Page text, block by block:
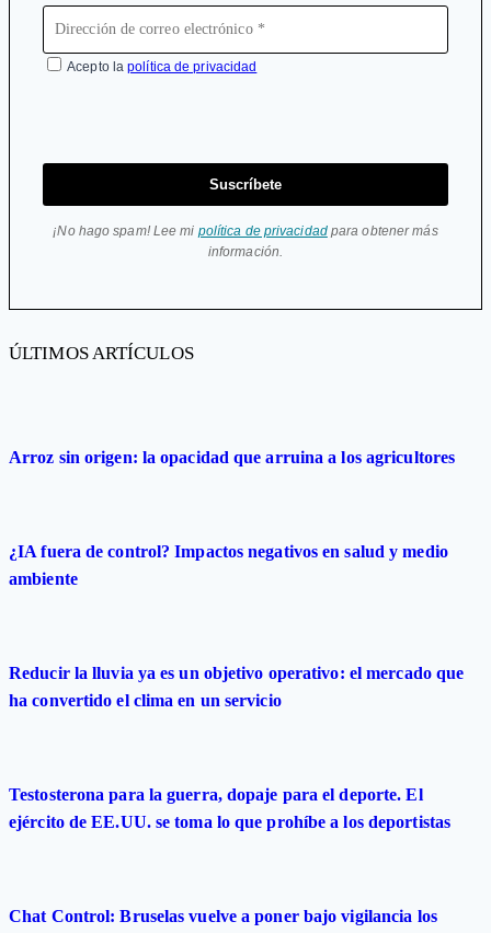
Acepto lapolítica de privacidad
Suscríbete
¡No hago spam! Lee mi política de privacidadpara obtener más
información.
ÚLTIMOS ARTÍCULOS
Arroz sin origen: la opacidad que arruina a los agricultores
¿IA fuera de control? Impactos negativos en salud y medio
ambiente
Reducir la lluvia ya es un objetivo operativo: el mercado que
ha convertido el clima en un servicio
Testosterona para la guerra, dopaje para el deporte. El
ejército de EE.UU. se toma lo que prohíbe a los deportistas
Chat Control: Bruselas vuelve a poner bajo vigilancia los